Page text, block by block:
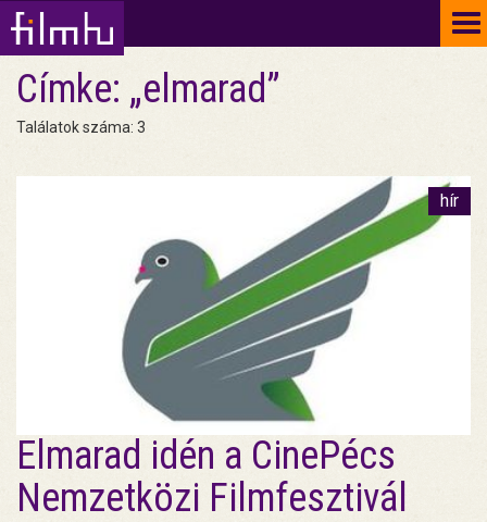
Címke: „elmarad”
Találatok száma: 3
hír
Elmarad idén a CinePécs
Nemzetközi Filmfesztivál